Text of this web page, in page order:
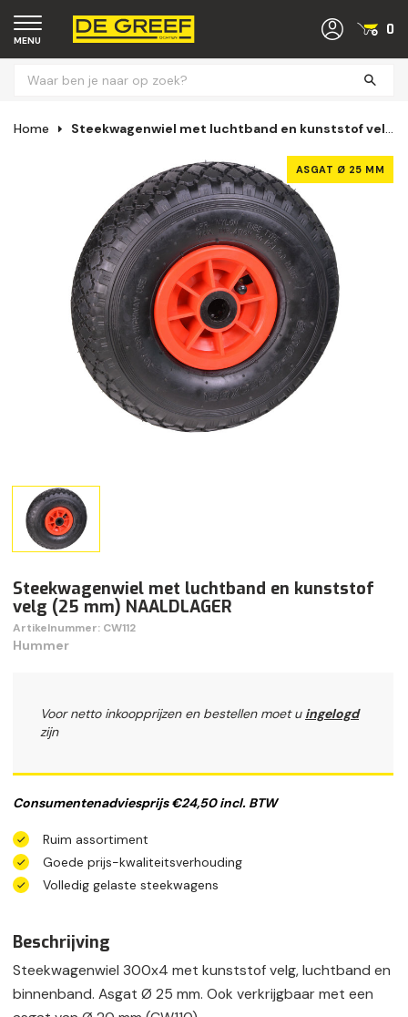
MENU
0
Home Steekwagenwiel met luchtband en kunststof velg (25 mm) NAALDLAGER
ASGAT Ø 25 MM
Steekwagenwiel met luchtband en kunststof
velg (25 mm) NAALDLAGER
Artikelnummer: CW112
Hummer
Voor netto inkoopprijzen en bestellen moet u ingelogd
zijn
Consumentenadviesprijs €24,50 incl. BTW
Ruim assortiment
Goede prijs-kwaliteitsverhouding
Volledig gelaste steekwagens
Beschrijving
Steekwagenwiel 300x4 met kunststof velg, luchtband en
binnenband. Asgat Ø 25 mm. Ook verkrijgbaar met een